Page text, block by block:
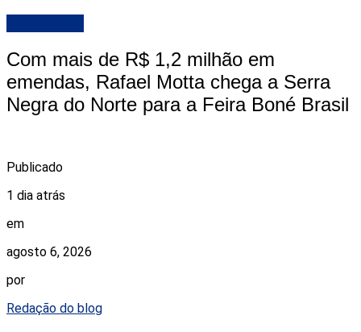
Com mais de R$ 1,2 milhão em
emendas, Rafael Motta chega a Serra
Negra do Norte para a Feira Boné Brasil
Publicado
1 dia atrás
em
agosto 6, 2026
por
Redação do blog